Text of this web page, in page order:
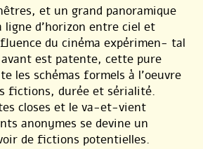
et un grand panoramique
d’horizon entre ciel et
du cinéma expérimen- tal
est patente, cette pure
les schémas formels à l’oeuvre
fictions, durée et sérialité.
closes et le va-et-vient
anonymes se devine un
de fictions potentielles.